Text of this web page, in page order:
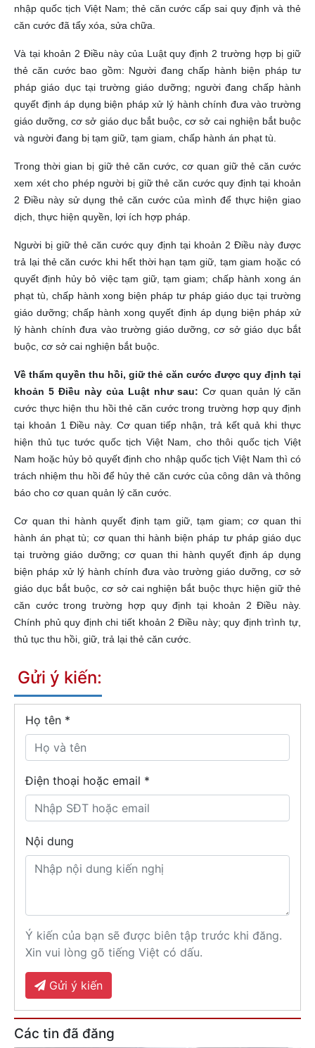
nhập quốc tịch Việt Nam; thẻ căn cước cấp sai quy định và thẻ
căn cước đã tẩy xóa, sửa chữa.
Và tại khoản 2 Điều này của Luật quy định 2 trường hợp bị giữ
thẻ căn cước bao gồm: Người đang chấp hành biện pháp tư
pháp giáo dục tại trường giáo dưỡng; người đang chấp hành
quyết định áp dụng biện pháp xử lý hành chính đưa vào trường
giáo dưỡng, cơ sở giáo dục bắt buộc, cơ sở cai nghiện bắt buộc
và người đang bị tạm giữ, tạm giam, chấp hành án phạt tù.
Trong thời gian bị giữ thẻ căn cước, cơ quan giữ thẻ căn cước
xem xét cho phép người bị giữ thẻ căn cước quy định tại khoản
2 Điều này sử dụng thẻ căn cước của mình để thực hiện giao
dịch, thực hiện quyền, lợi ích hợp pháp.
Người bị giữ thẻ căn cước quy định tại khoản 2 Điều này được
trả lại thẻ căn cước khi hết thời hạn tạm giữ, tạm giam hoặc có
quyết định hủy bỏ việc tạm giữ, tạm giam; chấp hành xong án
phạt tù, chấp hành xong biện pháp tư pháp giáo dục tại trường
giáo dưỡng; chấp hành xong quyết định áp dụng biện pháp xử
lý hành chính đưa vào trường giáo dưỡng, cơ sở giáo dục bắt
buộc, cơ sở cai nghiện bắt buộc.
Về thẩm quyền thu hồi, giữ thẻ căn cước được quy định tại
khoản 5 Điều này của Luật như sau: Cơ quan quản lý căn
cước thực hiện thu hồi thẻ căn cước trong trường hợp quy định
tại khoản 1 Điều này. Cơ quan tiếp nhận, trả kết quả khi thực
hiện thủ tục tước quốc tịch Việt Nam, cho thôi quốc tịch Việt
Nam hoặc hủy bỏ quyết định cho nhập quốc tịch Việt Nam thì có
trách nhiệm thu hồi để hủy thẻ căn cước của công dân và thông
báo cho cơ quan quản lý căn cước.
Cơ quan thi hành quyết định tạm giữ, tạm giam; cơ quan thi
hành án phạt tù; cơ quan thi hành biện pháp tư pháp giáo dục
tại trường giáo dưỡng; cơ quan thi hành quyết định áp dụng
biện pháp xử lý hành chính đưa vào trường giáo dưỡng, cơ sở
giáo dục bắt buộc, cơ sở cai nghiện bắt buộc thực hiện giữ thẻ
căn cước trong trường hợp quy định tại khoản 2 Điều này.
Chính phủ quy định chi tiết khoản 2 Điều này; quy định trình tự,
thủ tục thu hồi, giữ, trả lại thẻ căn cước.
Gửi ý kiến:
Họ tên *
Điện thoại hoặc email *
Nội dung
Ý kiến của bạn sẽ được biên tập trước khi đăng.
Xin vui lòng gõ tiếng Việt có dấu.
Gửi ý kiến
Các tin đã đăng